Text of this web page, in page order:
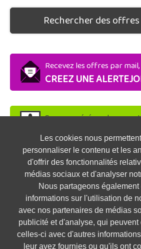
Les cookies nous
personnaliser le contenu et les
d'offrir des fonctionnalités
médias sociaux et d'analyser
Nous partageons également
informations sur l'utilisation de
avec nos partenaires de médias
publicité et d'analyse, qui peuvent
celles-ci avec d'autres
leur avez fournies ou qu'ils ont
Rechercher des
Recevez les offres par mail,
CREEZ UNE
Soyez repéré par les
DEPOSEZ VOTRE CV
Préparez vos entretiens,
TESTEZ-VOUS
OFFRES SIMILAIRES